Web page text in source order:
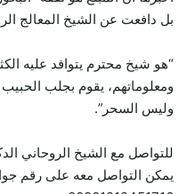
بل دافعت عن الشيخ المعالج
“هو شيخ محترم يتوافد عليه
ومعلوماتهم، يقوم بجلب
وليس السحر”.
للتواصل مع الشيخ الروحاني
يمكن التواصل معه على رقم